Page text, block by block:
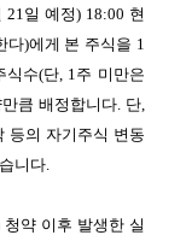
21 일 예정) 18:00 현
다)에게 본 주식을 1
식수(단 , 1 주 미만은
큼 배정합니다. 단,
등의 자기주식 변동
니다
청약 이후 발생한 실